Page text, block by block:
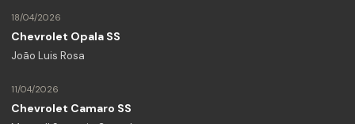
18/04/2026
Chevrolet Opala SS
João Luis Rosa
11/04/2026
Chevrolet Camaro SS